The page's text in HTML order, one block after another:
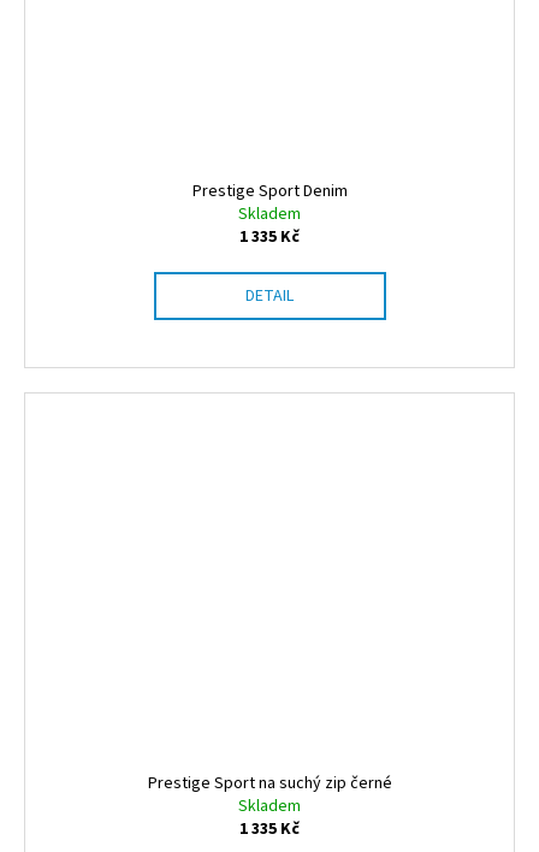
Prestige Sport Denim
Skladem
1 335 Kč
DETAIL
Prestige Sport na suchý zip černé
Skladem
1 335 Kč